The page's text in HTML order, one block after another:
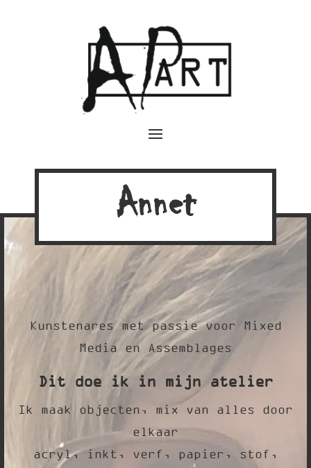
Annet
Kunstenares met passie voor Mixed
Media en Assemblages
Dit doe ik in mijn atelier
Ik maak objecten, mix van alles door
elkaar
acryl, inkt, verf, papier, stof,